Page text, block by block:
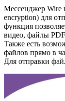
Мессенджер Wire
encryption) для
функция
видео, файлы
Также есть
файлов прямо в
Для отправки